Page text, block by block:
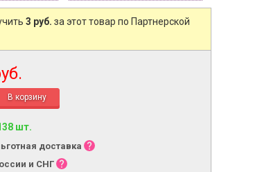
3 руб. за этот товар по Партнерской
шт.
доставка
и СНГ